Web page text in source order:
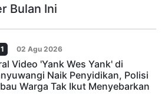
Bulan Ini
02 Agu 2026
Video 'Yank Wes Yank' di
Naik Penyidikan, Polisi
Warga Tak Ikut Menyebarkan